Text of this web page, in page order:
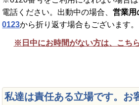
電話ください。出動中の場合、営業用
0123から折り返す場合もございます。
※日中にお時間がない方は、こち
私達は責任ある立場です。お